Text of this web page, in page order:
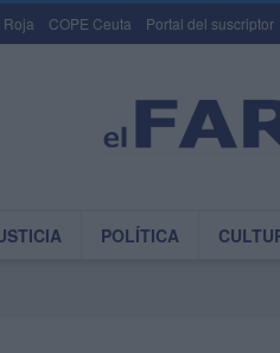
Roja COPE Ceuta Portal del suscriptor
POLÍTICA